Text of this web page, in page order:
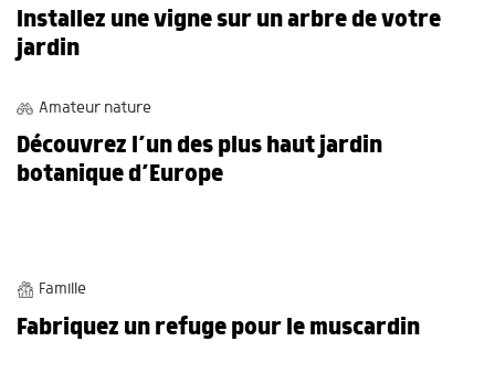
Installez une vigne sur un arbre de votre
jardin
Amateur nature
Découvrez l’un des plus haut jardin
botanique d’Europe
Famille
Fabriquez un refuge pour le muscardin